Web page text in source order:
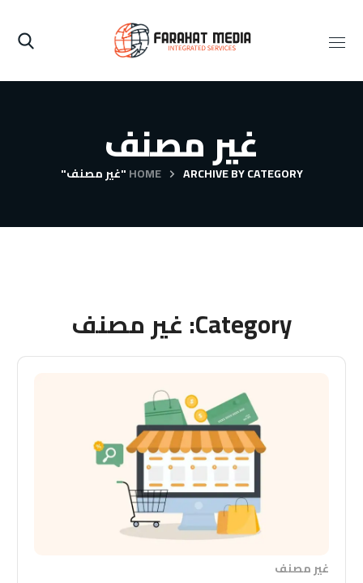
غير مصنف
HOME ARCHIVE BY CATEGORY "غير مصنف"
Category: غير مصنف
غير مصنف